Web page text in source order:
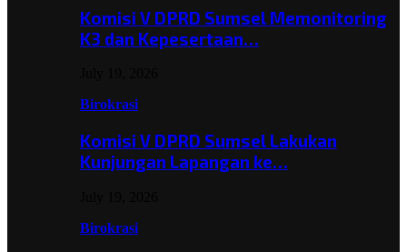
Komisi V DPRD Sumsel Memonitoring
K3 dan Kepesertaan…
Birokrasi
Komisi V DPRD Sumsel Lakukan
Kunjungan Lapangan ke…
Birokrasi